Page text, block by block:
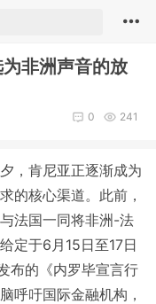
非洲声音的放
241
0
，肯尼亚正逐渐成为
的核心渠道。此前，
法国一同将非洲-法
定于6月15日至17日
布的《内罗毕宣言行
呼吁国际金融机构，